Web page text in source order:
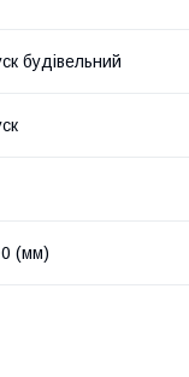
будівельний
(мм)